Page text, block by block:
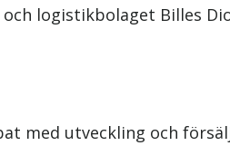
logistikbolaget Billes
med utveckling och